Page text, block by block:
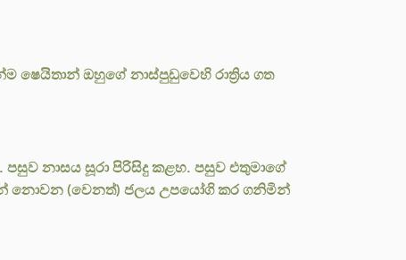
ඔහුගේ නාස්පුඩුවෙහි රාත්‍රිය ගත
නාසය සූරා පිරිසිදු කළහ. පසුව එතුමාගේ
නොවන (වෙනත්) ජලය උපයෝගි කර ගනිමින්